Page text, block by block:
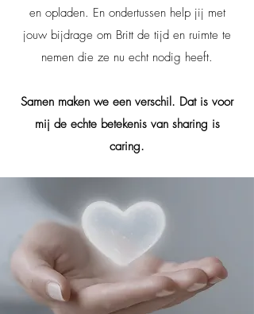
en opladen. En ondertussen help jij met
jouw bijdrage om Britt de tijd en ruimte te
nemen die ze nu echt nodig heeft.
Samen maken we een verschil. Dat is voor
mij de echte betekenis van sharing is
caring.